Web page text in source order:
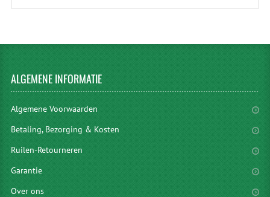
ALGEMENEINFORMATIE
Algemene Voorwaarden
Betaling, Bezorging & Kosten
Ruilen-Retourneren
Garantie
Over ons